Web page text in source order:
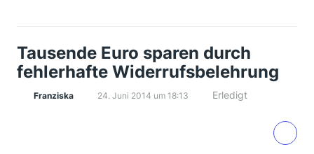
Tausende Euro sparen durch
fehlerhafte Widerrufsbelehrung
Franziska 24. Juni 2014 um 18:13 Erledigt